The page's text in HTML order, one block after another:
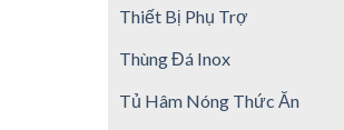
Thiết Bị Phụ Trợ
Thùng Đá Inox
Tủ Hâm Nóng Thức Ăn